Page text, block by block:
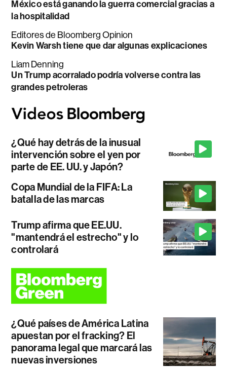
México está ganando la guerra comercial gracias a
la hospitalidad
Editores de Bloomberg Opinion
Kevin Warsh tiene que dar algunas explicaciones
Liam Denning
Un Trump acorralado podría volverse contra las
grandes petroleras
¿Qué hay detrás de la inusual
intervención sobre el yen por
parte de EE. UU. y Japón?
Copa Mundial de la FIFA: La
batalla de las marcas
Trump afirma que EE.UU.
"mantendrá el estrecho" y lo
controlará
¿Qué países de América Latina
apuestan por el fracking? El
panorama legal que marcará las
nuevas inversiones